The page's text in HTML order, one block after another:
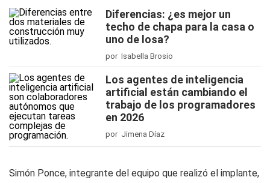
Diferencias: ¿es mejor un
techo de chapa para la casa o
uno de losa?
por Isabella Brosio
Los agentes de inteligencia
artificial están cambiando el
trabajo de los programadores
en 2026
por Jimena Díaz
Simón Ponce, integrante del equipo que realizó el implante,